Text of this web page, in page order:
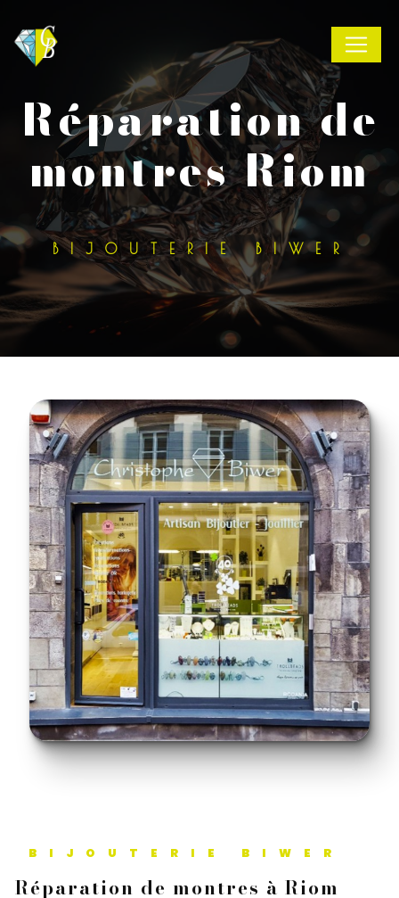
réparation de
montres Riom
BIJOUTERIE BIWER
BIJOUTERIE BIWER
réparation de montres à Riom